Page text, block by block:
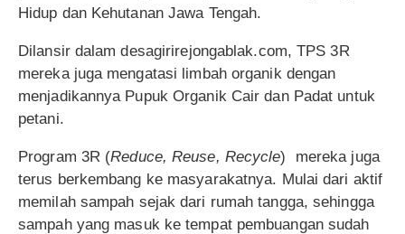
Hidup dan Kehutanan Jawa Tengah.
Dilansir dalam desagirirejongablak.com, TPS 3R
mereka juga mengatasi limbah organik dengan
menjadikannya Pupuk Organik Cair dan Padat untuk
petani.
Program 3R (Reduce, Reuse, Recycle) mereka juga
terus berkembang ke masyarakatnya. Mulai dari aktif
memilah sampah sejak dari rumah tangga, sehingga
sampah yang masuk ke tempat pembuangan sudah